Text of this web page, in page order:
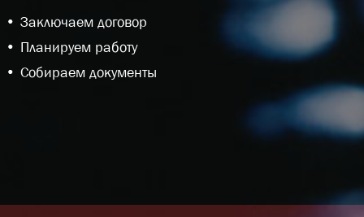
Заключаем договор
Планируем работу
Собираем документы